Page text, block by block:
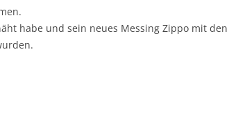
habe und sein neues Messing Zippo mit